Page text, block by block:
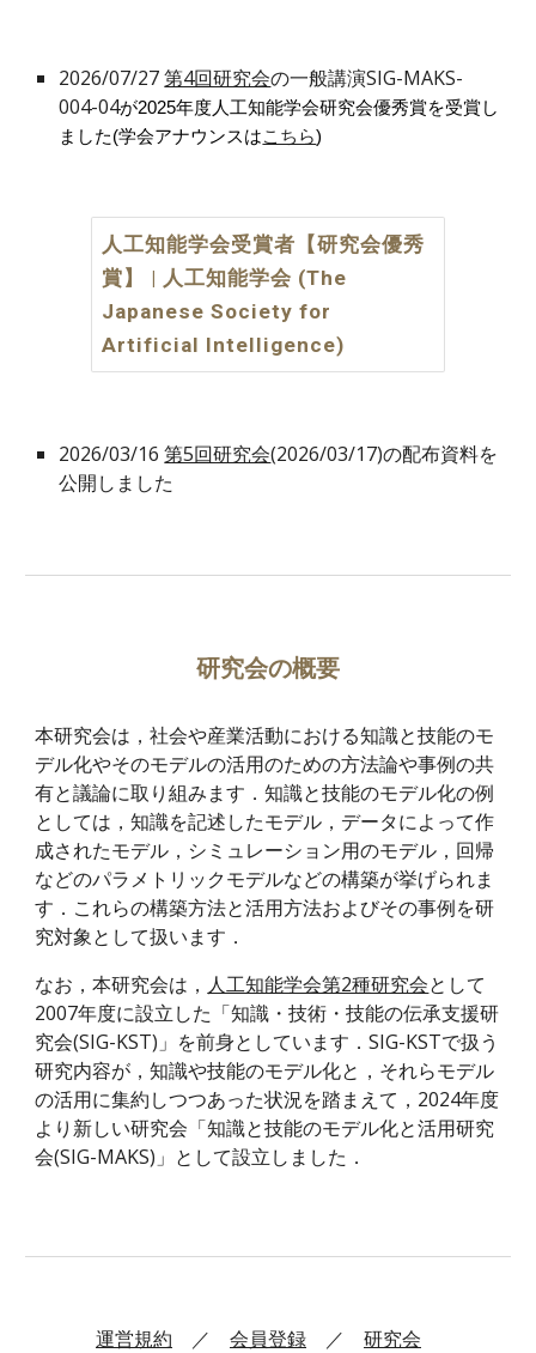
2026/07/27第4回研究会の一般講演SIG-MAKS-
004-04が2025年度人工知能学会研究会優秀賞を受賞し
ました(学会アナウンスはこちら)
人工知能学会受賞者【研究会優秀
賞】 | 人工知能学会 (The
Japanese Society for
Artificial Intelligence)
2026/03/16第5回研究会(2026/03/17)の配布資料を
公開しました
研究会の概要
本研究会は，社会や産業活動における知識と技能のモ
デル化やそのモデルの活用のための方法論や事例の共
有と議論に取り組みます．知識と技能のモデル化の例
としては，知識を記述したモデル，データによって作
成されたモデル，シミュレーション用のモデル，回帰
などのパラメトリックモデルなどの構築が挙げられま
す．これらの構築方法と活用方法およびその事例を研
究対象として扱います．
なお，本研究会は， 人工知能学会第2種研究会として
2007年度に設立した「知識・技術・技能の伝承支援研
究会(SIG-KST)」を前身としています．SIG-KSTで扱う
研究内容が，知識や技能のモデル化と，それらモデル
の活用に集約しつつあった状況を踏まえて，2024年度
より新しい研究会「知識と技能のモデル化と活用研究
会(SIG-MAKS)」として設立しました．
運営規約 ／ 会員登録 ／ 研究会